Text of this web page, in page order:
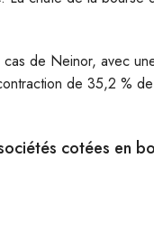
de Neinor, avec
de 35,2 %
cotées en